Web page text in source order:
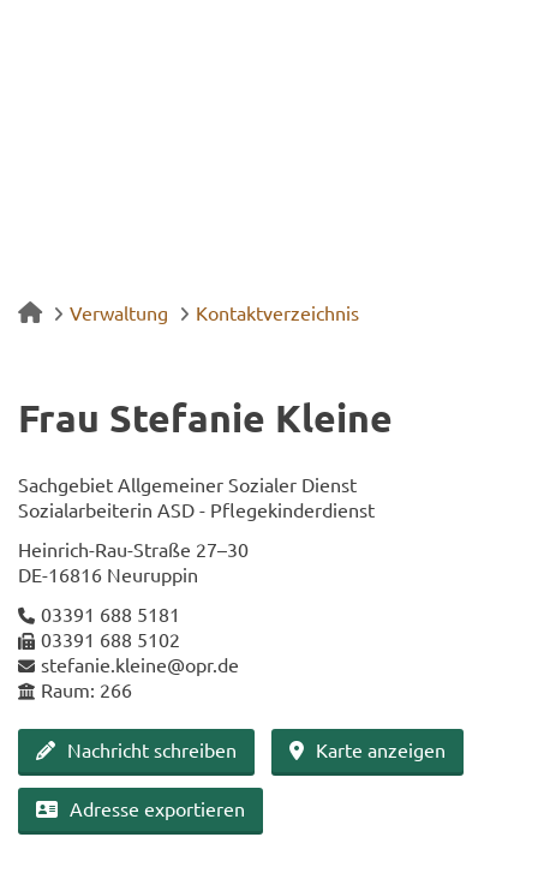
Verwaltung Kontaktverzeichnis
Frau Ste­fa­nie Klei­ne
Sach­ge­biet All­ge­mei­ner So­zia­ler Dienst
So­zi­al­ar­bei­te­rin ASD - Pfle­ge­kin­der­dienst
Heinrich-​Rau-Straße 27–30
DE-​16816 Neu­rup­pin
03391 688 5181
03391 688 5102
ste­fa­nie.klei­ne@opr.de
Raum: 266
Nach­richt schrei­ben Karte an­zei­gen
Adres­se ex­por­tie­ren